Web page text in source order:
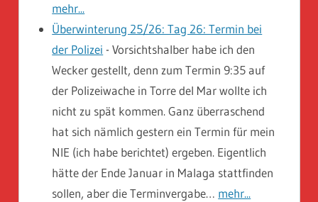
mehr...
Überwinterung 25/26: Tag 26: Termin bei
der Polizei - Vorsichtshalber habe ich den
Wecker gestellt, denn zum Termin 9:35 auf
der Polizeiwache in Torre del Mar wollte ich
nicht zu spät kommen. Ganz überraschend
hat sich nämlich gestern ein Termin für mein
NIE (ich habe berichtet) ergeben. Eigentlich
hätte der Ende Januar in Malaga stattfinden
sollen, aber die Terminvergabe… mehr...